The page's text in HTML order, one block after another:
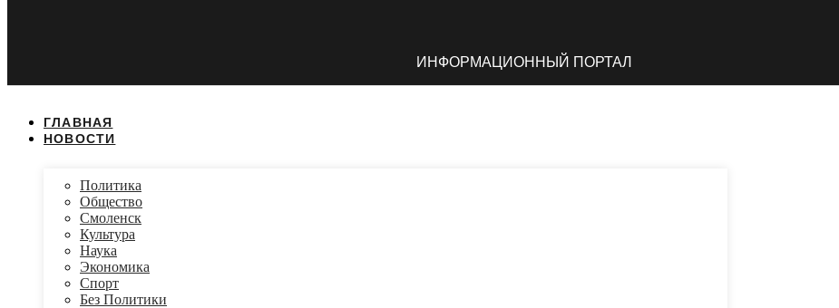
ИНФОРМАЦИОННЫЙ ПОРТАЛ
ГЛАВНАЯ
НОВОСТИ
Политика
Общество
Смоленск
Культура
Наука
Экономика
Спорт
Без Политики